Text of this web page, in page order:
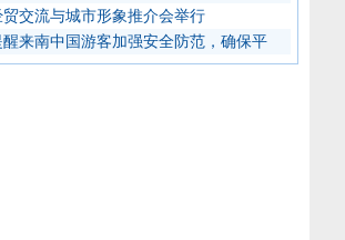
交流与城市形象推介会举行
来南中国游客加强安全防范，确保平